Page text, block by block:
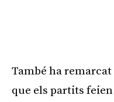
També ha
que els partits